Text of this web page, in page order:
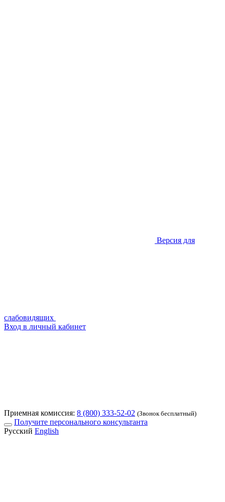
Версия для
слабовидящих
Вход в личный кабинет
Приемная комиссия: 8 (800) 333-52-02 (Звонок бесплатный)
Получите персонального консультанта
Русский English